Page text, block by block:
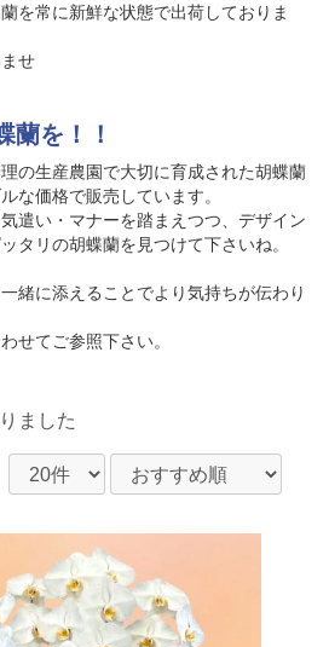
を常に新鮮な状態で出荷しておりま
せ
蘭を！！
の生産農園で大切に育成された胡蝶蘭
な価格で販売しています。
遣い・マナーを踏まえつつ、デザイン
タリの胡蝶蘭を見つけて下さいね。
緒に添えることでより気持ちが伝わり
せてご参照下さい。
ました